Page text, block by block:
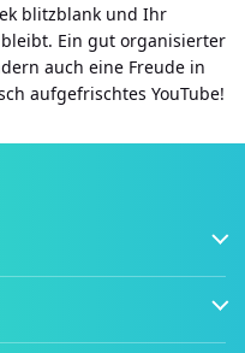
blitzblank und Ihr
Ein gut organisierter
auch eine Freude in
aufgefrischtes YouTube!